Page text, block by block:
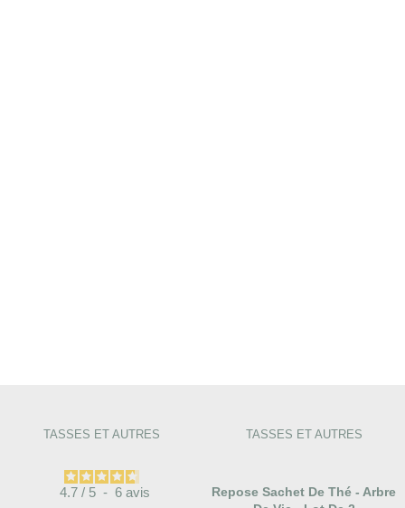
TASSES ET AUTRES
4.7 / 5 - 6 avis
TASSES ET AUTRES
Repose Sachet De Thé - Arbre